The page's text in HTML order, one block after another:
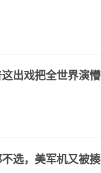
出戏把全世界演懵
选，美军机又被揍